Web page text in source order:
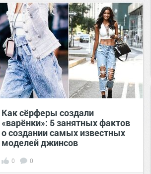
позитива!00:28Вчера
Как сёрферы создали
«варёнки»: 5 занятных фактов
о создании самых известных
моделей джинсов
0 0